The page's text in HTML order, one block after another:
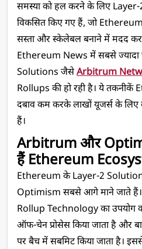
समस्या को हल करने के लिए
विकसित किए गए हैं, जो
सस्ता और स्केलेबल बनाने में मदद
Ethereum News में सबसे ज्यादा
Solutions जैसे Arbitrum
Rollups की हो रही है। ये
दबाव कम करके लाखों यूजर्स के लिए
हैं।
Arbitrum और
हैं Ethereum
Ethereum के Layer-2
Optimism सबसे आगे माने जाते
Rollup Technology का उपयोग
ऑफ-चेन प्रोसेस किया जाता है और
पर बैच में सबमिट किया जाता है।